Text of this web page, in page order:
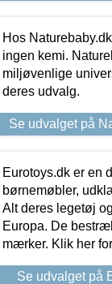
Hos
ingen kemi.
miljøvenlige
deres udvalg.
Se udvalget på
Eurotoys.dk er en
børnemøbler,
Alt deres legetøj
Europa. De
mærker. Klik her
Se udvalget på